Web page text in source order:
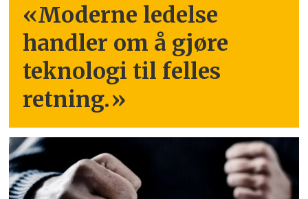
«Moderne ledelse
handler om å gjøre
teknologi til felles
retning.»